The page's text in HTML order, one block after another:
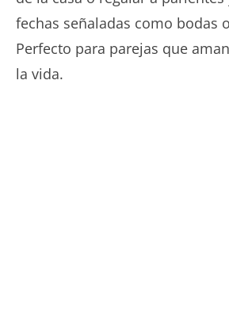
hasta
45€
fechas señaladas como bodas
Perfecto para parejas que
la vida.